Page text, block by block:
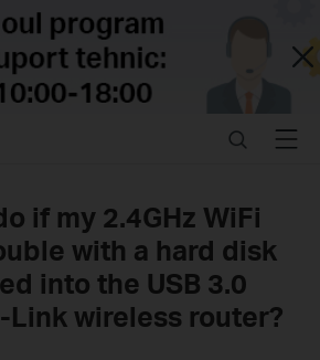
Close
SearchMenu
if my 2.4GHz WiFi
with a hard disk
into the USB 3.0
Link wireless router?